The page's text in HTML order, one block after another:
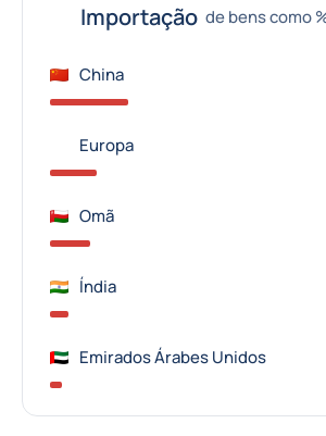
Importação de bens como
China
Europa
Omã
Índia
Emirados Árabes Unidos